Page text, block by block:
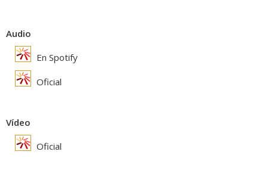
Audio
En Spotify
Oficial
Vídeo
Oficial